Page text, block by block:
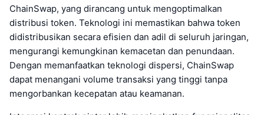
ChainSwap, yang dirancang untuk mengoptimalkan
distribusi token. Teknologi ini memastikan bahwa token
didistribusikan secara efisien dan adil di seluruh jaringan,
mengurangi kemungkinan kemacetan dan penundaan.
Dengan memanfaatkan teknologi dispersi, ChainSwap
dapat menangani volume transaksi yang tinggi tanpa
mengorbankan kecepatan atau keamanan.